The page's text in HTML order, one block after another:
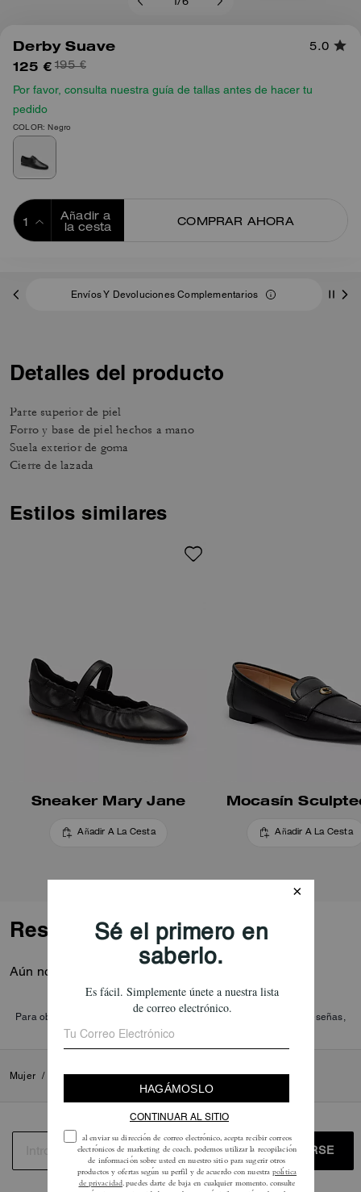
/6
Derby Suave 5.0
125 € 195 €
Por favor, consulta nuestra guía de tallas antes de hacer tu
pedido
COLOR: Negro
Añadir a
la cesta
COMPRAR AHORA
Envíos Y Devoluciones Complementarios
Detalles del producto
Parte superior de piel
Forro y base de piel hechos a mano
Suela exterior de goma
Cierre de lazada
Estilos similares
Sneaker Mary Jane
Añadir A La Cesta
Mocasín
Añadir A La Cesta
Reseñas
Aún no hay opiniones.
Para obtener más información sobre cómo verificamos nuestras reseñas,
lee más
Mujer / Calzado / Calzado plano
REGISTRARSE